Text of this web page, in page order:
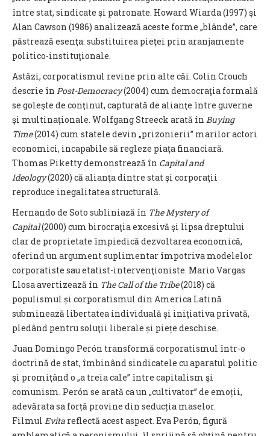
între stat, sindicate şi patronate. Howard Wiarda (1997) şi
Alan Cawson (1986) analizează aceste forme „blânde”, care
păstrează esenţa: substituirea pieţei prin aranjamente
politico-instituţionale.
Astăzi, corporatismul revine prin alte căi. Colin Crouch
descrie în Post-Democracy(2004) cum democraţia formală
se goleşte de conţinut, capturată de alianţe între guverne
şi multinaţionale. Wolfgang Streeck arată în Buying
Time(2014) cum statele devin „prizonierii” marilor actori
economici, incapabile să regleze piaţa financiară.
Thomas Piketty demonstrează în Capital and
Ideology(2020) că alianţa dintre stat şi corporaţii
reproduce inegalitatea structurală.
Hernando de Soto subliniază în The Mystery of
Capital(2000) cum birocraţia excesivă şi lipsa dreptului
clar de proprietate împiedică dezvoltarea economică,
oferind un argument suplimentar împotriva modelelor
corporatiste sau etatist-intervenţioniste. Mario Vargas
Llosa avertizează în The Call of the Tribe(2018) că
populismul și corporatismul din America Latină
subminează libertatea individuală și iniţiativa privată,
pledând pentru soluţii liberale și piețe deschise.
Juan Domingo Perón transformă corporatismul într-o
doctrină de stat, îmbinând sindicatele cu aparatul politic
şi promiţând o „a treia cale” între capitalism şi
comunism. Perón se arată ca un „cultivator” de emoții,
adevărata sa forță provine din seducția maselor.
Filmul Evita reflectă acest aspect. Eva Perón, figură